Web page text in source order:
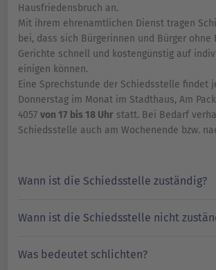
Hausfriedensbruch an.
Mit ihrem ehrenamtlichen Dienst tragen
bei, dass sich Bürgerinnen und Bürger ohne
Gerichte schnell und kostengünstig auf
einigen können.
Eine Sprechstunde der Schiedsstelle findet
Donnerstag im Monat im Stadthaus, Am
4057 von 17 bis 18 Uhr statt. Bei Bedarf
Schiedsstelle auch am Wochenende bzw.
Wann ist die Schiedsstelle zuständig?
Wann ist die Schiedsstelle nicht
Was bedeutet schlichten?